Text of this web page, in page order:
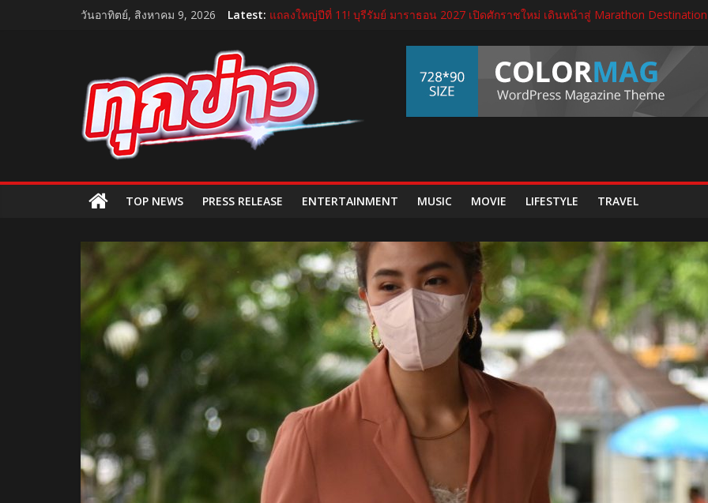
วันอาทิตย์, สิงหาคม 9, 2026 Latest: แถลงใหญ่ปีที่ 11! บุรีรัมย์ มาราธอน 2027 เปิดศักราชใหม่ เดินหน้าสู่ Marathon Destination
บีโอไอผนึกพันธมิตรจัด THECA 2026 เชื่อมห่วงโซ่อิเล็กทรอนิกส์ หนุนไทยสู่ฐานผลิตเทคโน
กระทรวงคมนาคม เปิดนิทรรศการ “เกษมสุขทุกค่ำเช้า” เฉลิมพระชนมพรรษา พระบาทสมเด็จ
“GDH” เปิดโผโปรเจกต์ใหม่ใน “GDH CIRCLES Feel Good โคจรความสุข สนุกกว่าที่เคย”
TukKhao
AllNews
TOP NEWS PRESS RELEASE ENTERTAINMENT MUSIC MOVIE LIFESTYLE TRAVEL